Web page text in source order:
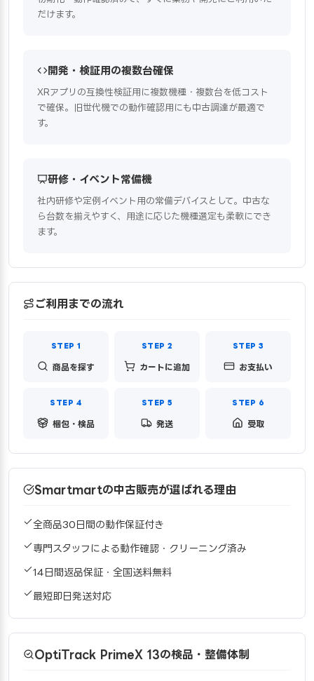
だけます。
開発・検証用の複数台確保
XRアプリの互換性検証用に複数機種・複数台を低コスト
で確保。旧世代機での動作確認用にも中古調達が最適で
す。
研修・イベント常備機
社内研修や定例イベント用の常備デバイスとして。中古な
ら台数を揃えやすく、用途に応じた機種選定も柔軟にでき
ます。
ご利用までの流れ
商品を探す カートに追加 お支払い
梱包・検品 発送 受取
Smartmartの中古販売が選ばれる理由
全商品30日間の動作保証付き
専門スタッフによる動作確認・クリーニング済み
14日間返品保証・全国送料無料
最短即日発送対応
OptiTrack PrimeX 13の検品・整備体制